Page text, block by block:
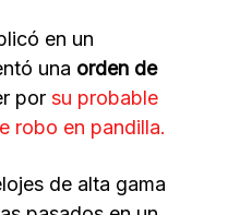
en un
una orden de
por su probable
robo en pandilla.
de alta gama